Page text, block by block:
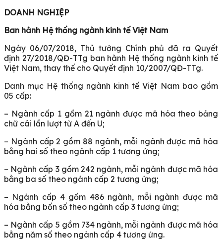
DOANH NGHIỆP
Ban hành Hệ thống ngành kinh tế Việt Nam
Ngày 06/07/2018, Thủ tướng Chính phủ đã ra Quyết
định 27/2018/QĐ-TTg ban hành Hệ thống ngành kinh tế
Việt Nam, thay thế cho Quyết định 10/2007/QĐ-TTg.
Danh mục Hệ thống ngành kinh tế Việt Nam bao gồm
05 cấp:
– Ngành cấp 1 gồm 21 ngành được mã hóa theo bảng
chữ cái lần lượt từ A đến U;
– Ngành cấp 2 gồm 88 ngành, mỗi ngành được mã hóa
bằng hai số theo ngành cấp 1 tương ứng;
– Ngành cấp 3 gồm 242 ngành, mỗi ngành được mã hóa
bằng ba số theo ngành cấp 2 tương ứng;
– Ngành cấp 4 gồm 486 ngành, mỗi ngành được mã
hóa bằng bốn số theo ngành cấp 3 tương ứng;
– Ngành cấp 5 gồm 734 ngành, mỗi ngành được mã hóa
bằng năm số theo ngành cấp 4 tương ứng.